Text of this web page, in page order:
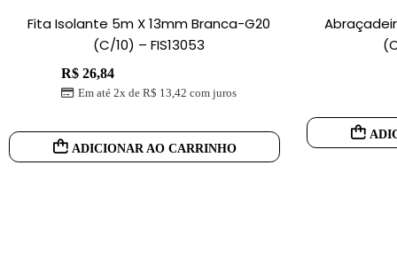
Fita Isolante 5m X 13mm Branca-G20
(c/10) – FIS13053
R$ 26,84
Em até 2x de R$ 13,42 com juros
ADICIONAR AO CARRINHO